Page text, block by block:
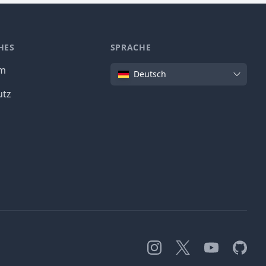
SPRACHE
SpracheDeutsch
Instagram
X YouTubeGitHub